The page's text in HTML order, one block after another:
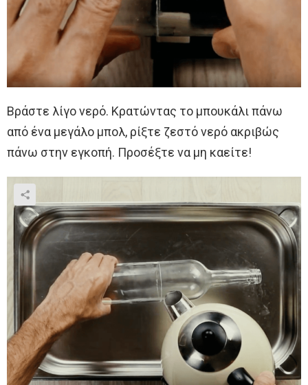
Βράστε λίγο νερό. Κρατώντας το μπουκάλι πάνω
από ένα μεγάλο μπολ, ρίξτε ζεστό νερό ακριβώς
πάνω στην εγκοπή. Προσέξτε να μη καείτε!